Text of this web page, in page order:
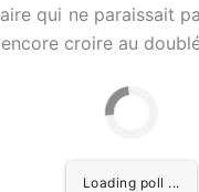
qui ne paraissait
croire au
Loading poll ...